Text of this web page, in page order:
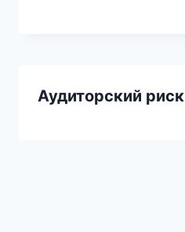
Аудиторский риск